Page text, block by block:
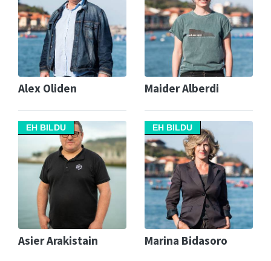
Alex Oliden Maider Alberdi
EH BILDU
Asier Arakistain
EH BILDU
Marina Bidasoro